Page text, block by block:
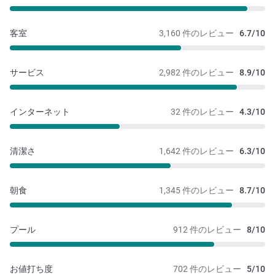
3,160 件のレビュー 6.7/10
客室
2,982 件のレビュー 8.9/10
サービス
32 件のレビュー 4.3/10
インターネット
1,642 件のレビュー 6.3/10
清潔さ
1,345 件のレビュー 8.7/10
朝食
912 件のレビュー 8/10
プール
702 件のレビュー 5/10
お値打ち度